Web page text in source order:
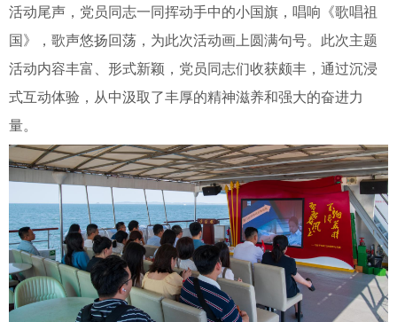
活动尾声，党员同志一同挥动手中的小国旗，唱响《歌唱祖
国》，歌声悠扬回荡，为此次活动画上圆满句号。此次主题
活动内容丰富、形式新颖，党员同志们收获颇丰，通过沉浸
式互动体验，从中汲取了丰厚的精神滋养和强大的奋进力
量。